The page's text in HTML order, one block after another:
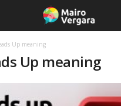
Up meaning
Up meaning